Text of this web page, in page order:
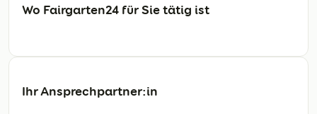
Wo Fairgarten24 für Sie tätig ist
Ihr Ansprechpartner:in